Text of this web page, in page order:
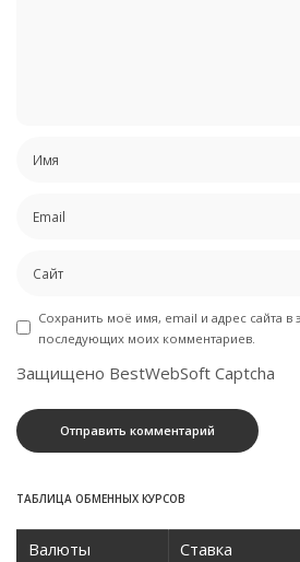
Сохранить моё имя, email и адрес сайта в
последующих моих комментариев.
Защищено BestWebSoft Captcha
ТАБЛИЦА ОБМЕННЫХ КУРСОВ
Валюты Ставка